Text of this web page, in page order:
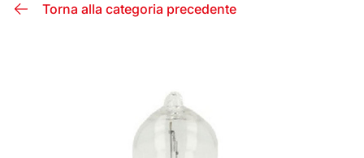
Torna alla categoria precedente